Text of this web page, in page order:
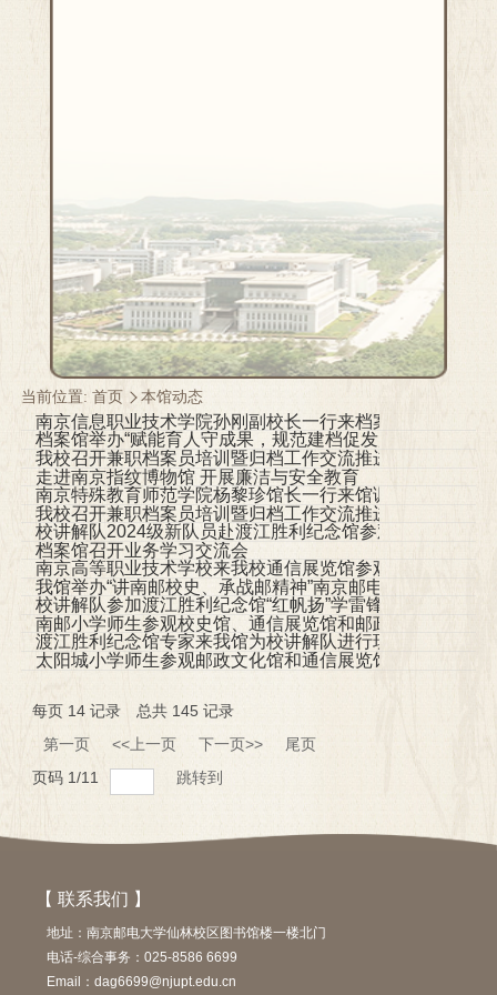
当前位置:首页 本馆动态
南京信息职业技术学院孙刚副校长一行来档案馆调研交流
档案馆举办“赋能育人守成果，规范建档促发展”档案知识专
我校召开兼职档案员培训暨归档工作交流推进会
走进南京指纹博物馆 开展廉洁与安全教育
南京特殊教育师范学院杨黎珍馆长一行来馆调研
我校召开兼职档案员培训暨归档工作交流推进会
校讲解队2024级新队员赴渡江胜利纪念馆参观学习
档案馆召开业务学习交流会
南京高等职业技术学校来我校通信展览馆参观并交流
我馆举办“讲南邮校史、承战邮精神”南京邮电大学校史讲解
校讲解队参加渡江胜利纪念馆“红帆扬”学雷锋主题月活动
南邮小学师生参观校史馆、通信展览馆和邮政文化馆
渡江胜利纪念馆专家来我馆为校讲解队进行现场讲解培训
太阳城小学师生参观邮政文化馆和通信展览馆
每页 14 记录 总共 145 记录
第一页
<<上一页 下一页>>
尾页
页码 1/11 跳转到
【 联系我们 】
地址：南京邮电大学仙林校区图书馆楼一楼北门
电话-综合事务：025-8586 6699
Email：dag6699@njupt.edu.cn